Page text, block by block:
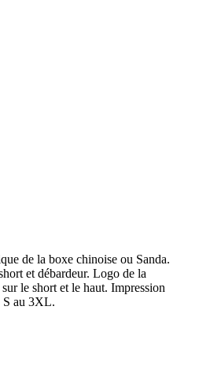
de la boxe chinoise ou Sanda.
et débardeur. Logo de la
le short et le haut. Impression
S au 3XL.